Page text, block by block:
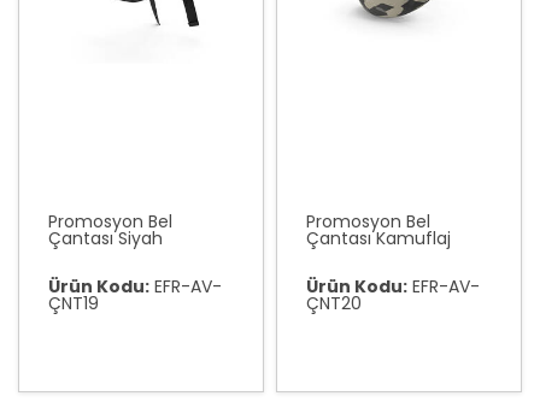
Promosyon Bel
Çantası Siyah
Ürün Kodu: EFR-AV-
ÇNT19
Promosyon Bel
Çantası Kamuflaj
Ürün Kodu: EFR-AV-
ÇNT20